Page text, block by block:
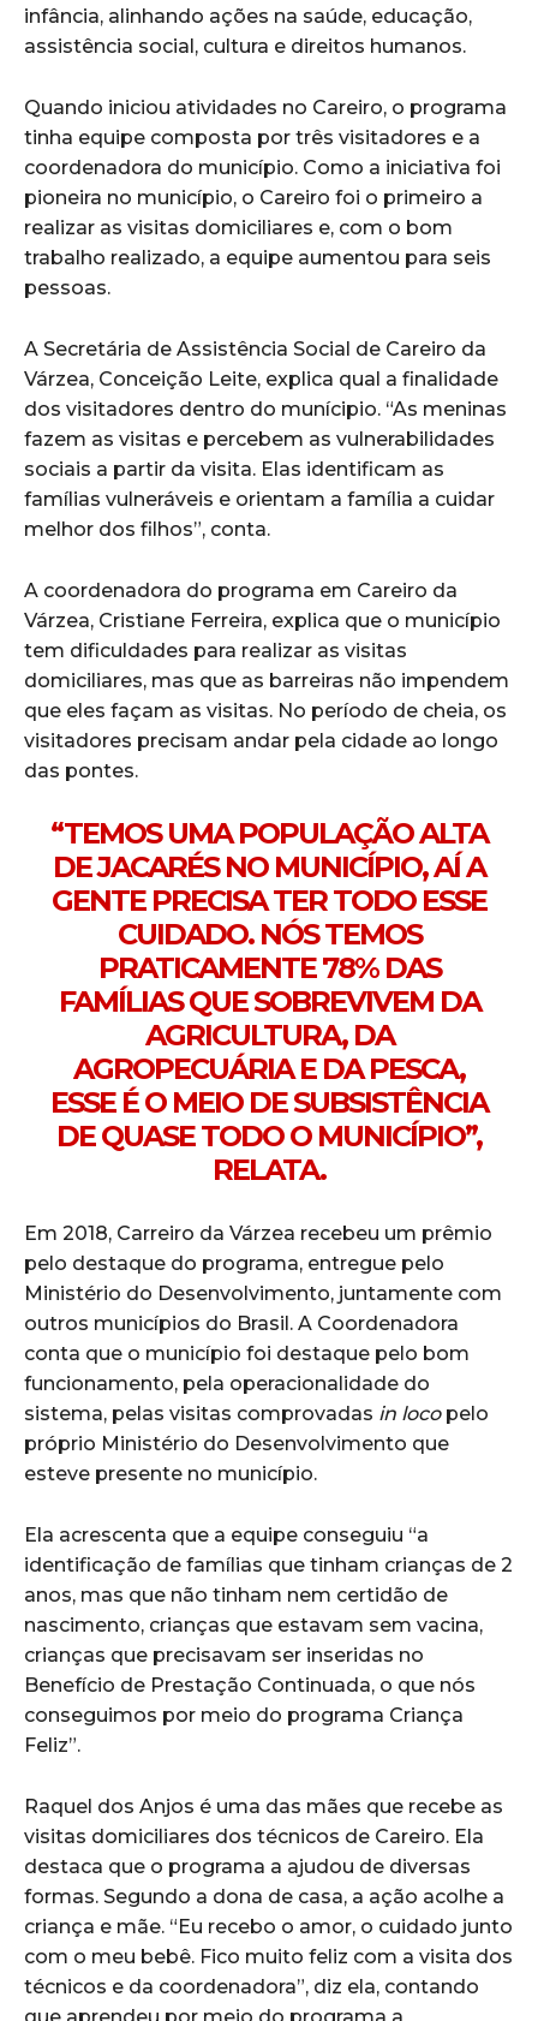
infância, alinhando ações na saúde, educação,
assistência social, cultura e direitos humanos.
Quando iniciou atividades no Careiro, o programa
tinha equipe composta por três visitadores e a
coordenadora do município. Como a iniciativa foi
pioneira no município, o Careiro foi o primeiro a
realizar as visitas domiciliares e, com o bom
trabalho realizado, a equipe aumentou para seis
pessoas.
A Secretária de Assistência Social de Careiro da
Várzea, Conceição Leite, explica qual a finalidade
dos visitadores dentro do munícipio. “As meninas
fazem as visitas e percebem as vulnerabilidades
sociais a partir da visita. Elas identificam as
famílias vulneráveis e orientam a família a cuidar
melhor dos filhos”, conta.
A coordenadora do programa em Careiro da
Várzea, Cristiane Ferreira, explica que o município
tem dificuldades para realizar as visitas
domiciliares, mas que as barreiras não impendem
que eles façam as visitas. No período de cheia, os
visitadores precisam andar pela cidade ao longo
das pontes.
“TEMOS UMA POPULAÇÃO ALTA
DE JACARÉS NO MUNICÍPIO, AÍ A
GENTE PRECISA TER TODO ESSE
CUIDADO. NÓS TEMOS
PRATICAMENTE 78% DAS
FAMÍLIAS QUE SOBREVIVEM DA
AGRICULTURA, DA
AGROPECUÁRIA E DA PESCA,
ESSE É O MEIO DE SUBSISTÊNCIA
DE QUASE TODO O MUNICÍPIO”,
RELATA.
Em 2018, Carreiro da Várzea recebeu um prêmio
pelo destaque do programa, entregue pelo
Ministério do Desenvolvimento, juntamente com
outros municípios do Brasil. A Coordenadora
conta que o município foi destaque pelo bom
funcionamento, pela operacionalidade do
sistema, pelas visitas comprovadas in loco pelo
próprio Ministério do Desenvolvimento que
esteve presente no município.
Ela acrescenta que a equipe conseguiu “a
identificação de famílias que tinham crianças de 2
anos, mas que não tinham nem certidão de
nascimento, crianças que estavam sem vacina,
crianças que precisavam ser inseridas no
Benefício de Prestação Continuada, o que nós
conseguimos por meio do programa Criança
Feliz”.
Raquel dos Anjos é uma das mães que recebe as
visitas domiciliares dos técnicos de Careiro. Ela
destaca que o programa a ajudou de diversas
formas. Segundo a dona de casa, a ação acolhe a
criança e mãe. “Eu recebo o amor, o cuidado junto
com o meu bebê. Fico muito feliz com a visita dos
técnicos e da coordenadora”, diz ela, contando